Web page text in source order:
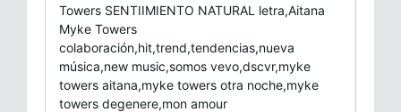
Towers SENTIIMIENTO NATURAL letra,Aitana
Myke Towers
colaboración,hit,trend,tendencias,nueva
música,new music,somos vevo,dscvr,myke
towers aitana,myke towers otra noche,myke
towers degenere,mon amour